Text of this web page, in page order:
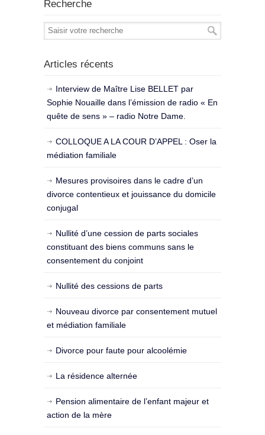
Recherche
Articles récents
Interview de Maître Lise BELLET par
Sophie Nouaille dans l’émission de radio « En
quête de sens » – radio Notre Dame.
COLLOQUE A LA COUR D’APPEL : Oser la
médiation familiale
Mesures provisoires dans le cadre d’un
divorce contentieux et jouissance du domicile
conjugal
Nullité d’une cession de parts sociales
constituant des biens communs sans le
consentement du conjoint
Nullité des cessions de parts
Nouveau divorce par consentement mutuel
et médiation familiale
Divorce pour faute pour alcoolémie
La résidence alternée
Pension alimentaire de l’enfant majeur et
action de la mère